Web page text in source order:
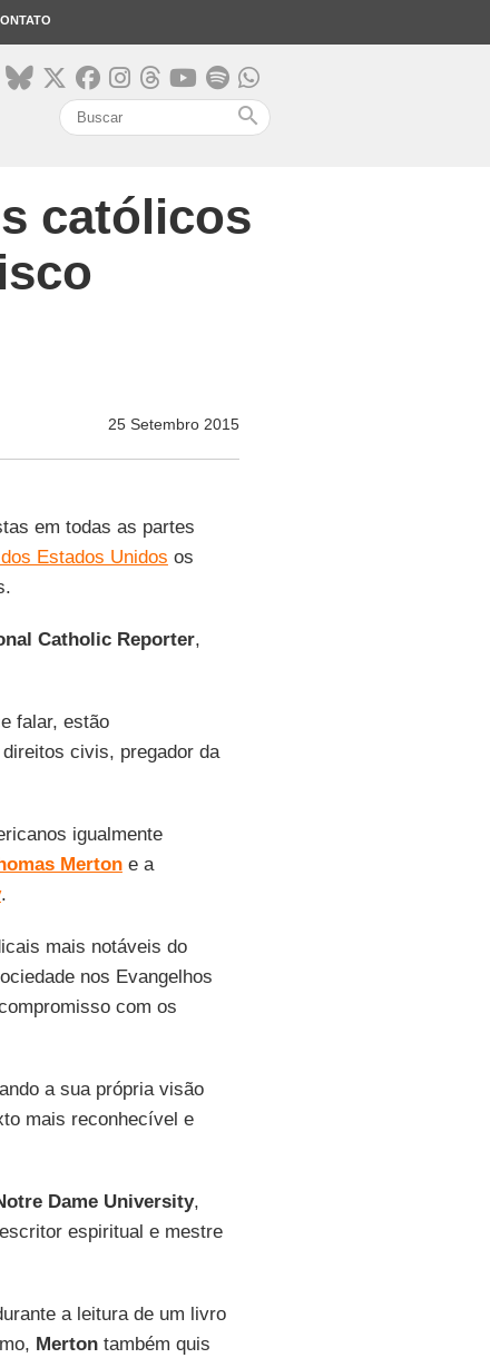
search
católicos
25 Setembro 2015
em todas as partes
Estados Unidos os
Catholic Reporter,
falar, estão
civis, pregador da
igualmente
Mertone a
.
mais notáveis do
nos Evangelhos
com os
a sua própria visão
mais reconhecível e
Dame University,
espiritual e mestre
a leitura de um livro
Mertontambém quis